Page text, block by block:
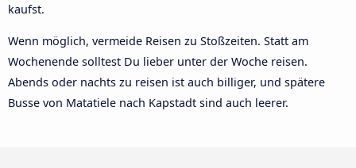
kaufst.
Wenn möglich, vermeide Reisen zu Stoßzeiten. Statt am
Wochenende solltest Du lieber unter der Woche reisen.
Abends oder nachts zu reisen ist auch billiger, und spätere
Busse von Matatiele nach Kapstadt sind auch leerer.